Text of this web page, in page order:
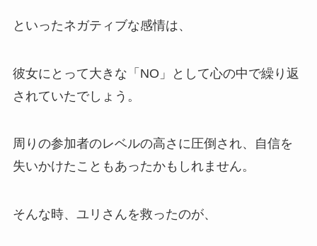
といったネガティブな感情は、
彼女にとって大きな「NO」として心の中で繰り返
されていたでしょう。
周りの参加者のレベルの高さに圧倒され、自信を
失いかけたこともあったかもしれません。
そんな時、ユリさんを救ったのが、